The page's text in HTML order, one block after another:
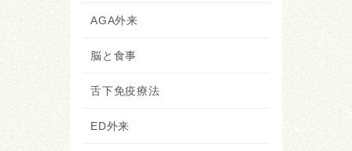
AGA外来
脳と食事
舌下免疫療法
ED外来